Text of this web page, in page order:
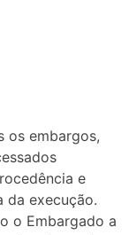
os embargos,
e
da execução.
o Embargado a